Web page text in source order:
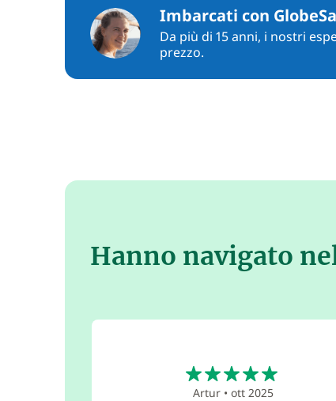
Imbarcati con
Da più di 15 anni, i nostri
prezzo.
Hanno navigato
Artur• ott 2025